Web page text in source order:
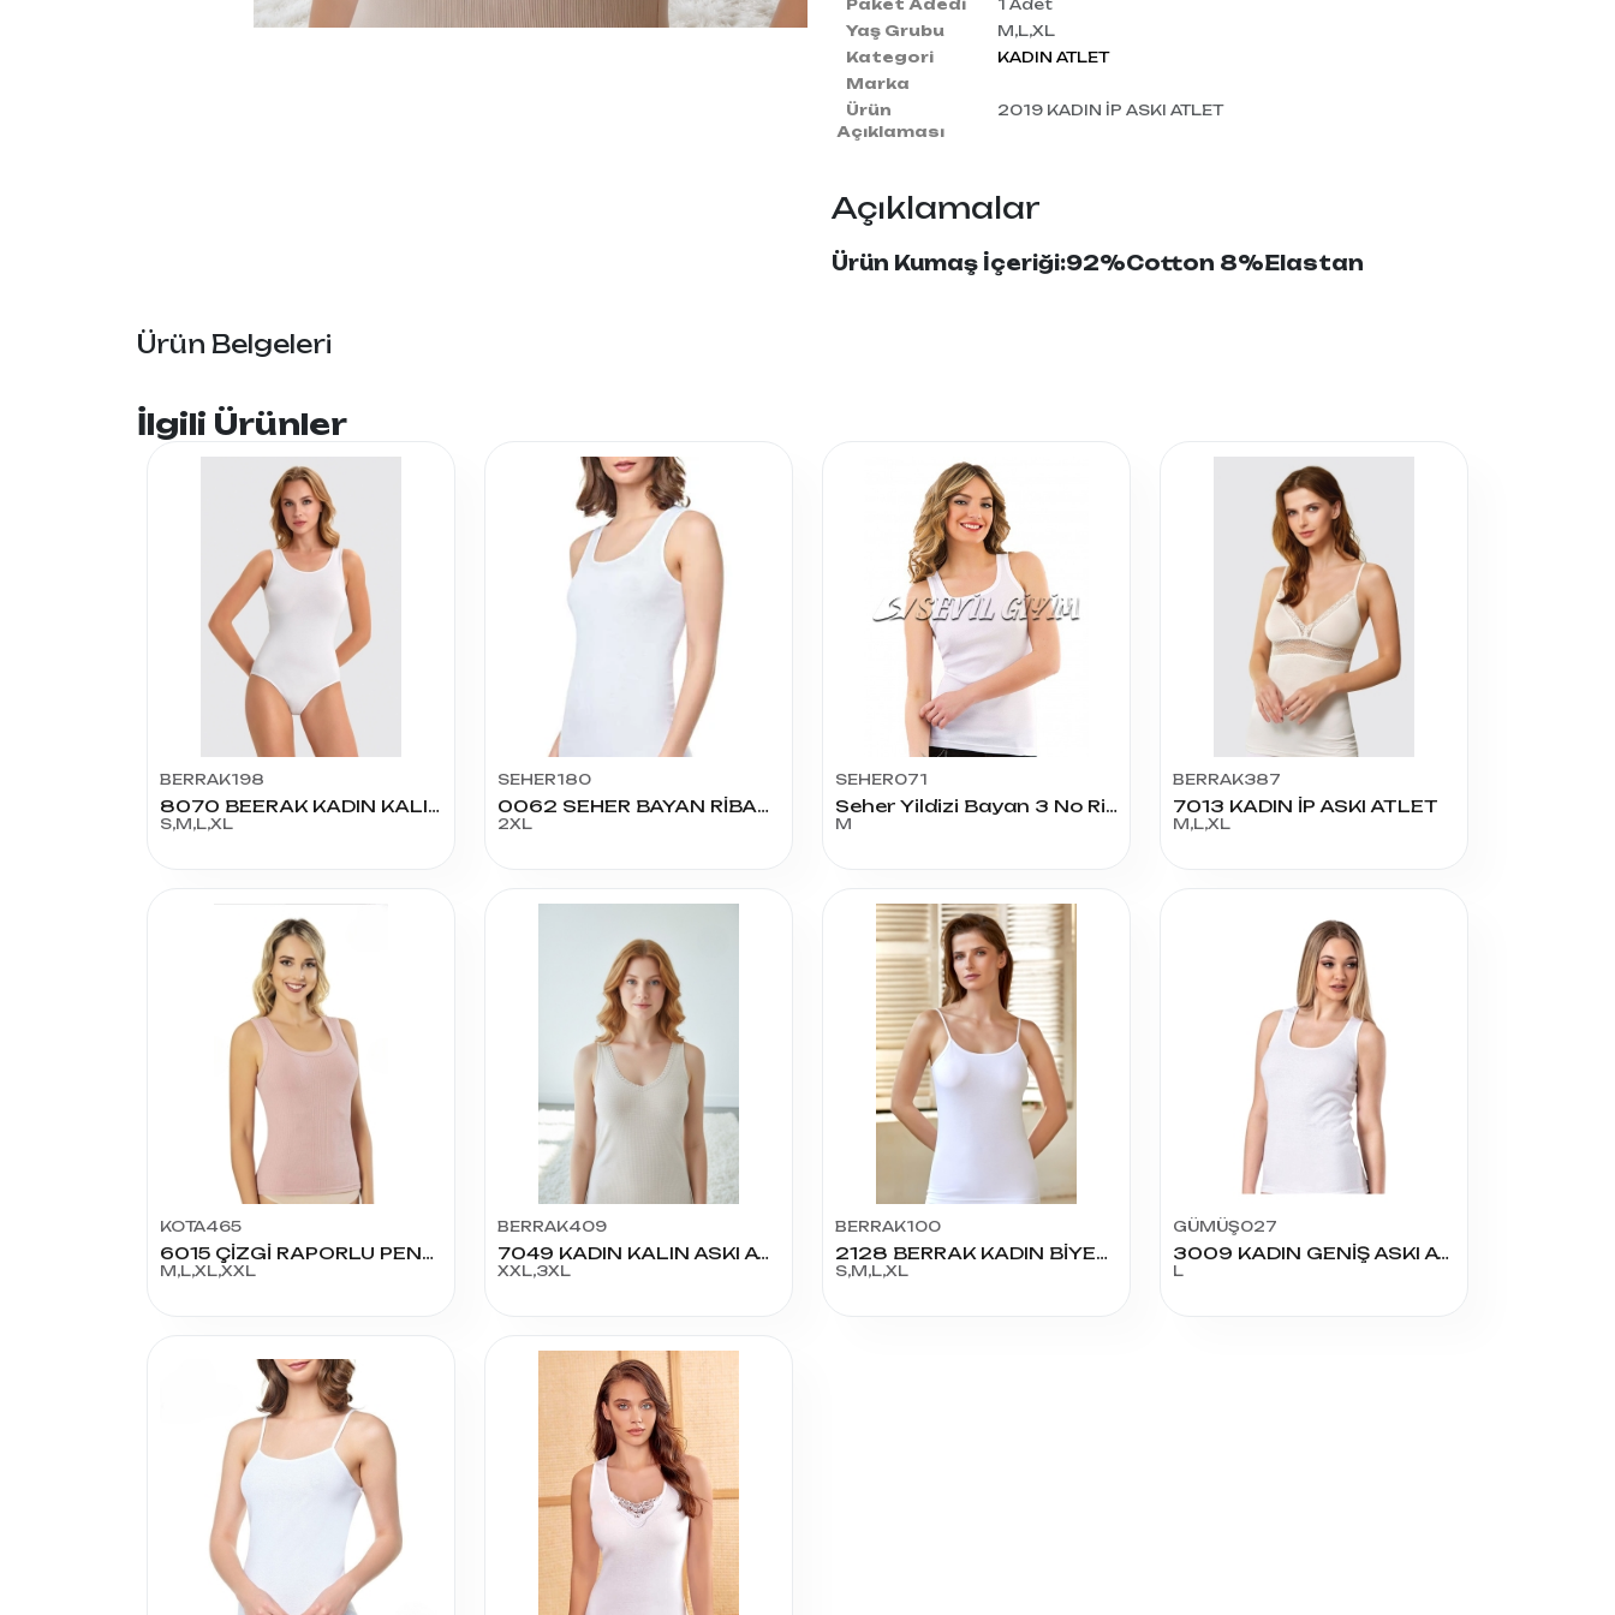
Paket Adedi
1 Adet
Yaş Grubu
M,L,XL
Kategori
KADIN ATLET
Marka
Ürün
Açıklaması
2019 KADIN İP ASKI ATLET
Açıklamalar
Ürün Kumaş İçeriği:92%Cotton 8%Elastan
Ürün Belgeleri
İlgili Ürünler
BERRAK198
8070 BEERAK KADIN KALIN ASKILI MODAL ÇITÇITLI (KANCALI)
S,M,L,XL
SEHER180
0062 SEHER BAYAN RİBANA GENİŞ ASKI ATLET NO:6
2XL
SEHER071
Seher Yildizi Bayan 3 No Ribana Geniş Aski Atlet
M
BERRAK387
7013 KADIN İP ASKI ATLET
M,L,XL
KOTA465
6015 ÇİZGİ RAPORLU PENYE KAŞKORSE ATLET
M,L,XL,XXL
BERRAK409
7049 KADIN KALIN ASKI ATLET 2XL-3XL
XXL,3XL
BERRAK100
2128 BERRAK KADIN BİYELİ İP ASKI ATLET
S,M,L,XL
GÜMÜŞ027
3009 KADIN GENİŞ ASKI ATLET L3
L